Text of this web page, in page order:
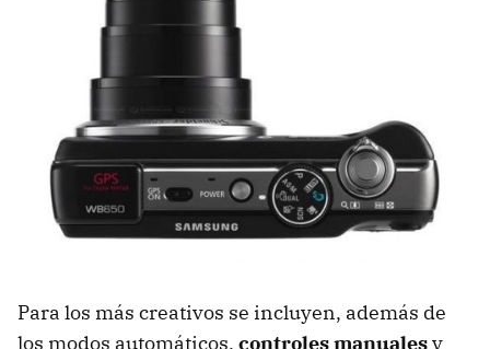
Para los más creativos se incluyen, además de
los modos automáticos, controles manualesy